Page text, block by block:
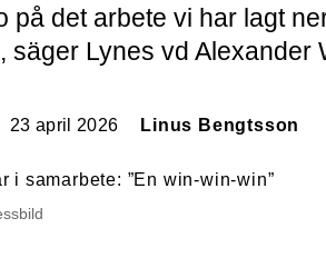
på det arbete vi har lagt
säger Lynes vd Alexander
23 april 2026 Linus Bengtsson